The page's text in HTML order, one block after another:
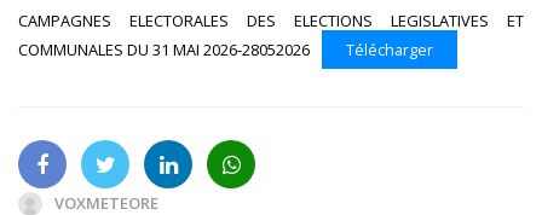
CAMPAGNES ELECTORALES DES ELECTIONS LEGISLATIVES ET
COMMUNALES DU 31 MAI 2026-28052026
Télécharger
VOXMETEORE